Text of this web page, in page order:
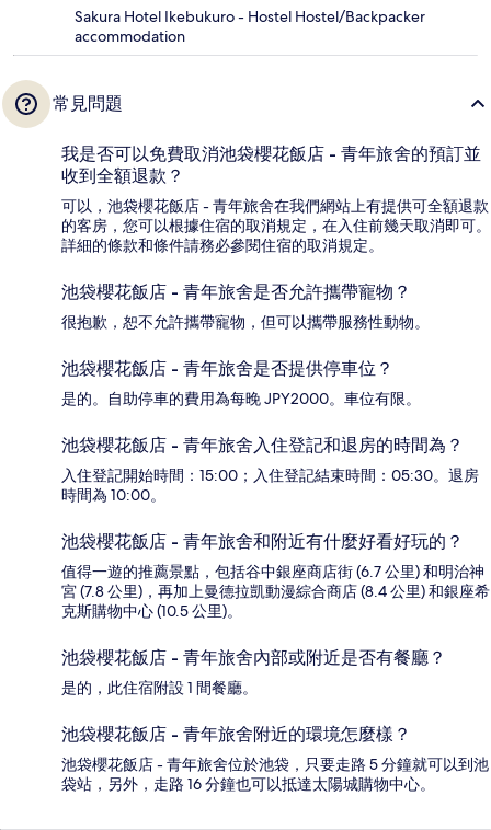
Sakura Hotel Ikebukuro - Hostel Hostel/Backpacker
accommodation
常見問題
我是否可以免費取消池袋櫻花飯店 - 青年旅舍的預訂並
收到全額退款？
可以，池袋櫻花飯店 - 青年旅舍在我們網站上有提供可全額退款
的客房，您可以根據住宿的取消規定，在入住前幾天取消即可。
詳細的條款和條件請務必參閱住宿的取消規定。
池袋櫻花飯店 - 青年旅舍是否允許攜帶寵物？
很抱歉，恕不允許攜帶寵物，但可以攜帶服務性動物。
池袋櫻花飯店 - 青年旅舍是否提供停車位？
是的。自助停車的費用為每晚 JPY2000。車位有限。
池袋櫻花飯店 - 青年旅舍入住登記和退房的時間為？
入住登記開始時間：15:00；入住登記結束時間：05:30。退房
時間為 10:00。
池袋櫻花飯店 - 青年旅舍和附近有什麼好看好玩的？
值得一遊的推薦景點，包括谷中銀座商店街 (6.7 公里) 和明治神
宮 (7.8 公里)，再加上曼德拉凱動漫綜合商店 (8.4 公里) 和銀座希
克斯購物中心 (10.5 公里)。
池袋櫻花飯店 - 青年旅舍內部或附近是否有餐廳？
是的，此住宿附設 1 間餐廳。
池袋櫻花飯店 - 青年旅舍附近的環境怎麼樣？
池袋櫻花飯店 - 青年旅舍位於池袋，只要走路 5 分鐘就可以到池
袋站，另外，走路 16 分鐘也可以抵達太陽城購物中心。